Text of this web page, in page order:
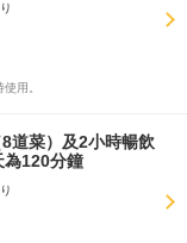
用。
道菜）及2小時暢飲
為120分鐘